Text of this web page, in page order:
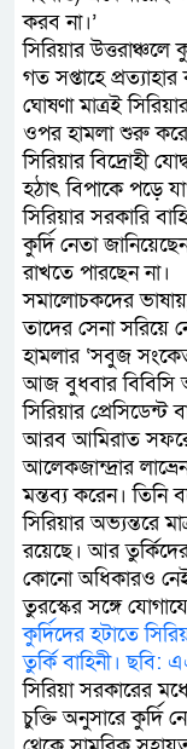
করব না।’
সিরিয়ার উত্তরাঞ্চলে
গত সপ্তাহে
ঘোষণা মাত্রই
ওপর হামলা শুরু করে
সিরিয়ার বিদ্রোহী
হঠাৎ বিপাকে পড়ে
সিরিয়ার সরকারি
কুর্দি নেতা
রাখতে পারছেন না।
সমালোচকদের
তাদের সেনা সরিয়ে
হামলার ‘সবুজ
আজ বুধবার বিবিসি
সিরিয়ার
আরব আমিরাত
আলেকজান্দ্রার
মন্তব্য করেন। তিনি
সিরিয়ার অভ্যন্তরে
রয়েছে। আর তুর্কিদের
কোনো অধিকারও
তুরস্কের সঙ্গে
কুর্দিদের হটাতে
তুর্কি বাহিনী। ছবি:
সিরিয়া সরকারের
চুক্তি অনুসারে কুর্দি